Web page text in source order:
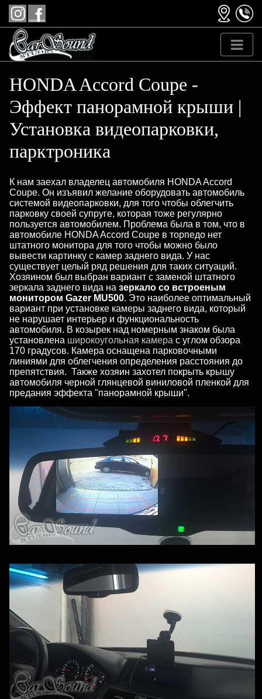
HONDA Accord Coupe -
Эффект панорамной крыши |
Установка видеопарковки,
парктроника
К нам заехал владелец автомобиля HONDA Accord
Coupe. Он изъявил желание оборудовать автомобиль
системой видеопарковки, для того чтобы облегчить
парковку своей супруге, которая тоже регулярно
пользуется автомобилем. Проблема была в том, что в
автомобиле HONDA Accord Coupe в торпедо нет
штатного монитора для того чтобы можно было
вывести картинку с камер заднего вида. У нас
существует целый ряд решения для таких ситуаций.
Хозяином был выбран вариант с заменой штатного
зеркала заднего вида на зеркало со встроеным
монитором Gazer MU500. Это наиболее оптимальный
вариант при установке камеры заднего вида, который
не нарушает интерьер и функциональность
автомобиля. В козырек над номерным знаком была
установлена широкоугольная камера с углом обзора
170 градусов. Камера оснащена парковочными
линиями для облегчения определения расстояния до
препятствия. Также хозяин захотел покрыть крышу
автомобиля черной глянцевой виниловой пленкой для
предания эффекта "панорамной крыши".